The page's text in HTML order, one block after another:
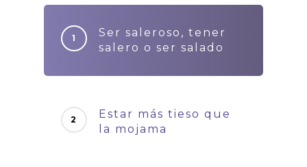
Ser saleroso, tener
salero o ser salado
Estar más tieso que
la mojama